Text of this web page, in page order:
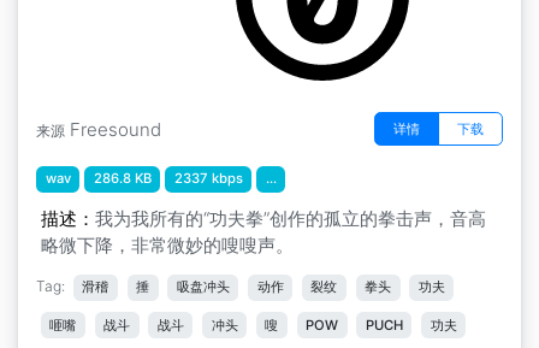
来源 Freesound 详情 下载
wav 286.8 KB 2337 kbps ...
描述： 我为我所有的“功夫拳”创作的孤立的拳击声，音高
略微下降，非常微妙的嗖嗖声。
Tag: 滑稽 捶 吸盘冲头 动作 裂纹 拳头 功夫
咂嘴 战斗 战斗 冲头 嗖 POW PUCH 功夫